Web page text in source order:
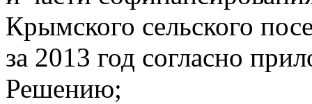
Крымского сельского
за 2013 год согласно
Решению;